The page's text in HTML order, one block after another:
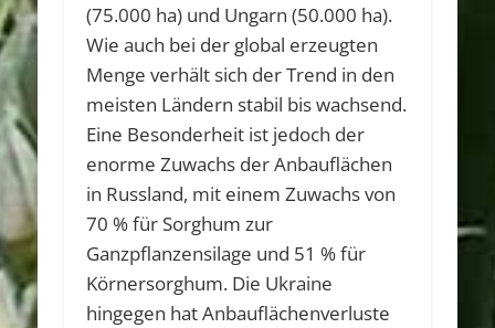
(75.000 ha) und Ungarn (50.000 ha).
Wie auch bei der global erzeugten
Menge verhält sich der Trend in den
meisten Ländern stabil bis wachsend.
Eine Besonderheit ist jedoch der
enorme Zuwachs der Anbauflächen
in Russland, mit einem Zuwachs von
70 % für Sorghum zur
Ganzpflanzensilage und 51 % für
Körnersorghum. Die Ukraine
hingegen hat Anbauflächenverluste